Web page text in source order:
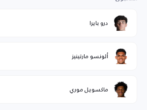
درو بايرا
ألونسو مارتينيز
ماكسويل موري